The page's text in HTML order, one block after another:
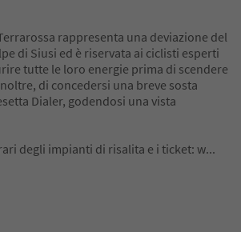
rappresenta una deviazione del
di Siusi ed è riservata ai ciclisti esperti
tutte le loro energie prima di scendere
di concedersi una breve sosta
Dialer, godendosi una vista
degli impianti di risalita e i ticket: w...